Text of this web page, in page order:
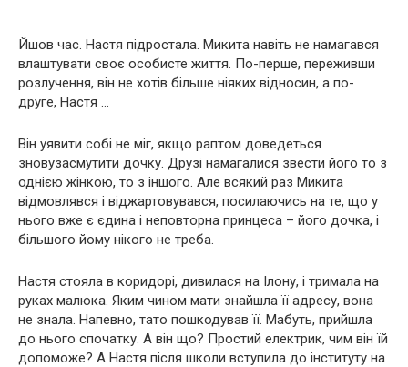
Йшов час. Настя підростала. Микита навіть не намагався
влаштувати своє особисте життя. По-перше, переживши
розлучення, він не хотів більше ніяких відносин, а по-
друге, Настя …
Він уявити собі не міг, якщо раптом доведеться
зновузасмутити дочку. Друзі намагалися звести його то з
однією жінкою, то з іншого. Але всякий раз Микита
відмовлявся і віджартовувався, посилаючись на те, що у
нього вже є єдина і неповторна принцеса – його дочка, і
більшого йому нікого не треба.
Настя стояла в коридорі, дивилася на Ілону, і тримала на
руках малюка. Яким чином мати знайшла її адресу, вона
не знала. Напевно, тато пошкодував її. Мабуть, прийшла
до нього спочатку. А він що? Простий електрик, чим він їй
допоможе? А Настя після школи вступила до інституту на